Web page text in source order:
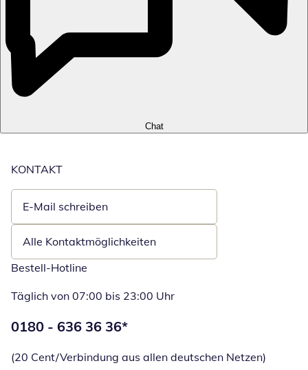
Chat
KONTAKT
E-Mail schreiben
Öffnet E-Mail-Client
Alle Kontaktmöglichkeiten
Bestell-Hotline
Täglich von 07:00 bis 23:00 Uhr
Telefonnummer:
0180 - 636 36 36*
(20 Cent/Verbindung aus allen deutschen Netzen)